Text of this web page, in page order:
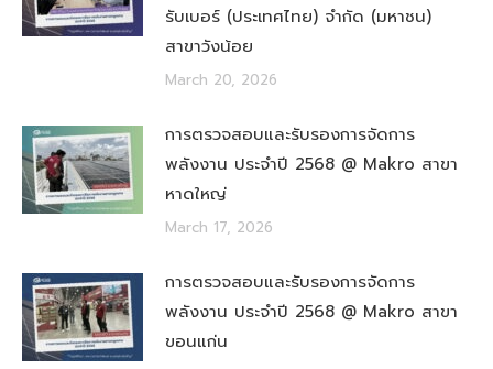
รับเบอร์ (ประเทศไทย) จำกัด (มหาชน)
สาขาวังน้อย
March 20, 2026
การตรวจสอบและรับรองการจัดการ
พลังงาน ประจำปี 2568 @ Makro สาขา
หาดใหญ่
March 17, 2026
การตรวจสอบและรับรองการจัดการ
พลังงาน ประจำปี 2568 @ Makro สาขา
ขอนแก่น